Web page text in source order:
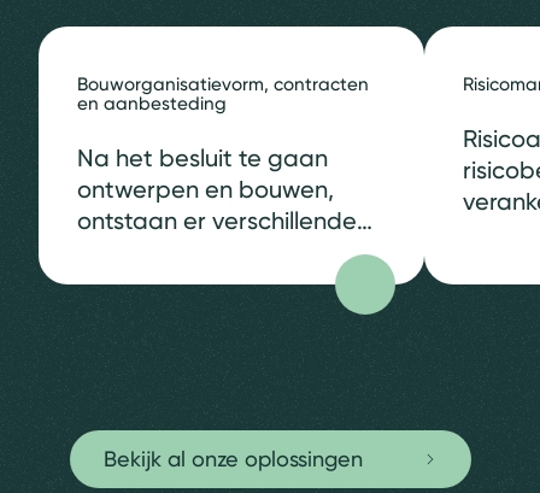
Bouworganisatievorm, contracten
en aanbesteding
Na het besluit te gaan
ontwerpen en bouwen,
ontstaan er verschillende
bouworganisatievorm is
aanbesteden? Traditionele
aanpak Er zijn verschillende
met
Bekijk al onze oplossingen